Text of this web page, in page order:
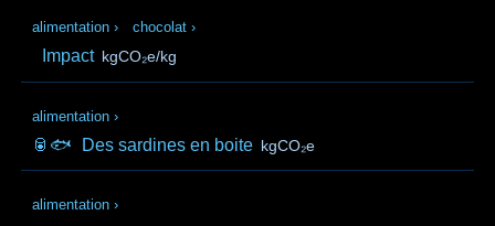
alimentation › chocolat ›
Impact kgCO₂e/kg
alimentation ›
🥫🐟 Des sardines en boite kgCO₂e
alimentation ›